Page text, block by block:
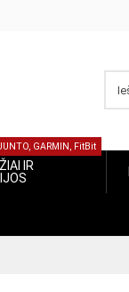
IR
GARMIN, FitBit